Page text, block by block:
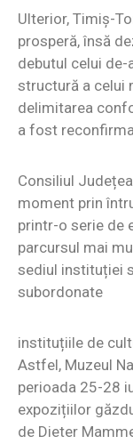
Ulterior, Timiș-
prosperă, însă
debutul celui de-
structură a celui
delimitarea
a fost
Consiliul
moment prin
printr-o serie de
parcursul mai
sediul instituției
subordonate
instituțiile de
Astfel, Muzeul
perioada 25-28
expozițiilor
de Dieter